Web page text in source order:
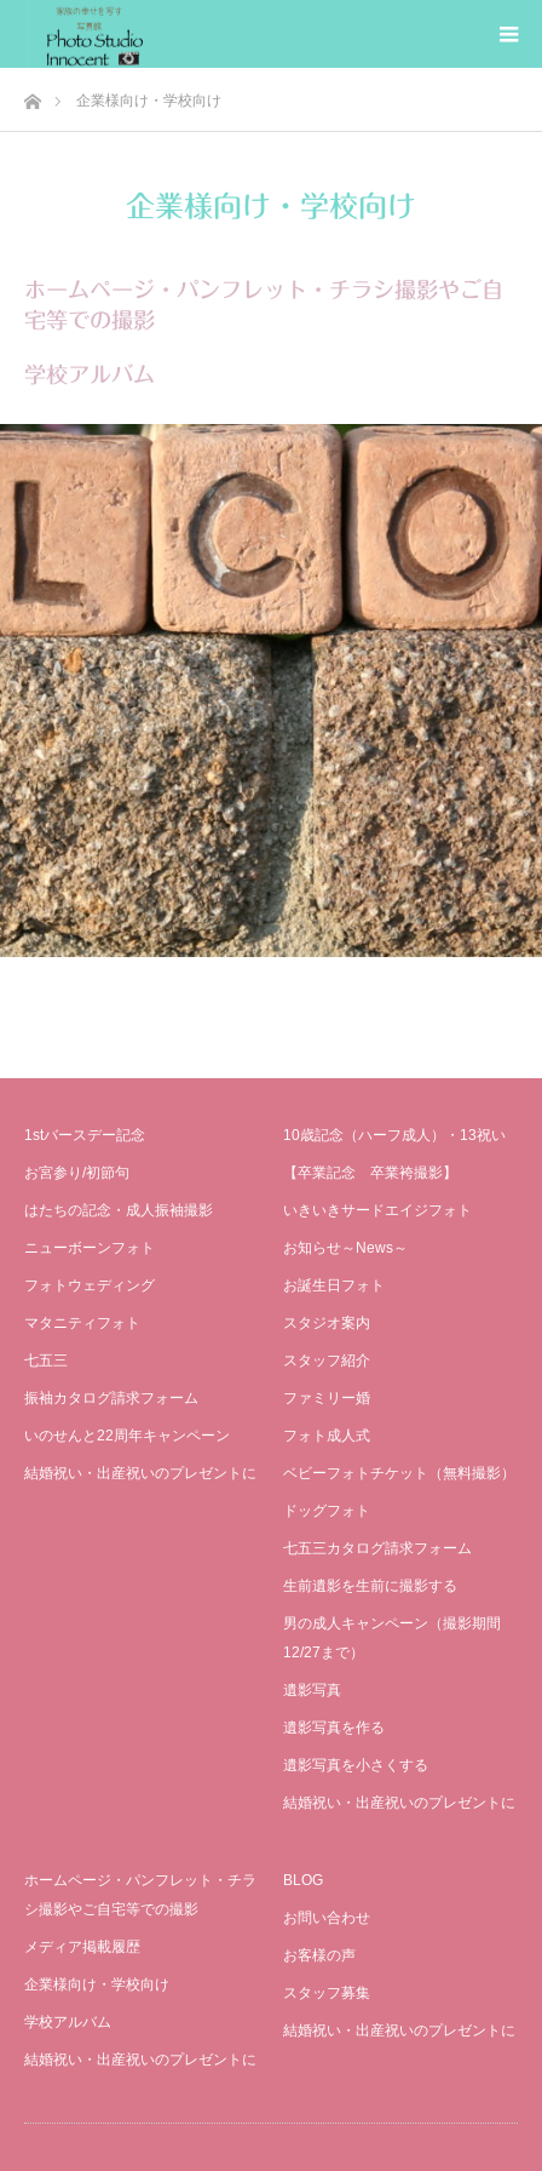
ホーム企業様向け・学校向け
企業様向け・学校向け
ホームページ・パンフレット・チラシ撮影やご自
宅等での撮影
学校アルバム
1stバースデー記念
お宮参り/初節句
はたちの記念・成人振袖撮影
ニューボーンフォト
フォトウェディング
マタニティフォト
七五三
振袖カタログ請求フォーム
いのせんと22周年キャンペーン
結婚祝い・出産祝いのプレゼントに
10歳記念（ハーフ成人）・13祝い
【卒業記念 卒業袴撮影】
いきいきサードエイジフォト
お知らせ～News～
お誕生日フォト
スタジオ案内
スタッフ紹介
ファミリー婚
フォト成人式
ベビーフォトチケット（無料撮影）
ドッグフォト
七五三カタログ請求フォーム
生前遺影を生前に撮影する
男の成人キャンペーン（撮影期間
12/27まで）
遺影写真
遺影写真を作る
遺影写真を小さくする
結婚祝い・出産祝いのプレゼントに
ホームページ・パンフレット・チラ
シ撮影やご自宅等での撮影
メディア掲載履歴
企業様向け・学校向け
学校アルバム
結婚祝い・出産祝いのプレゼントに
BLOG
お問い合わせ
お客様の声
スタッフ募集
結婚祝い・出産祝いのプレゼントに